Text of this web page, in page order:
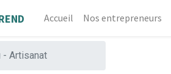
Accueil Nos entrepreneurs
- Artisanat